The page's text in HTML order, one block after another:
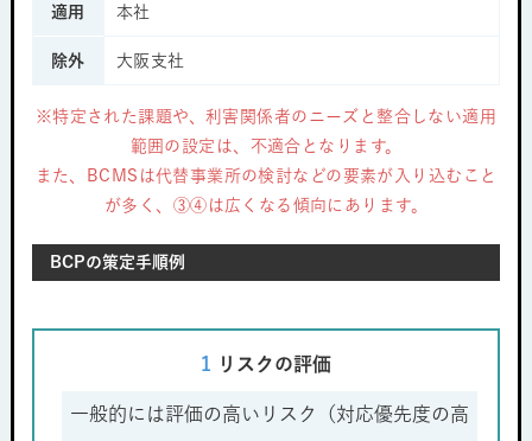
適用 本社
除外 大阪支社
※特定された課題や、利害関係者のニーズと整合しない適用
範囲の設定は、不適合となります。
また、BCMSは代替事業所の検討などの要素が入り込むこと
が多く、③④は広くなる傾向にあります。
BCPの策定手順例
1 リスクの評価
一般的には評価の高いリスク（対応優先度の高